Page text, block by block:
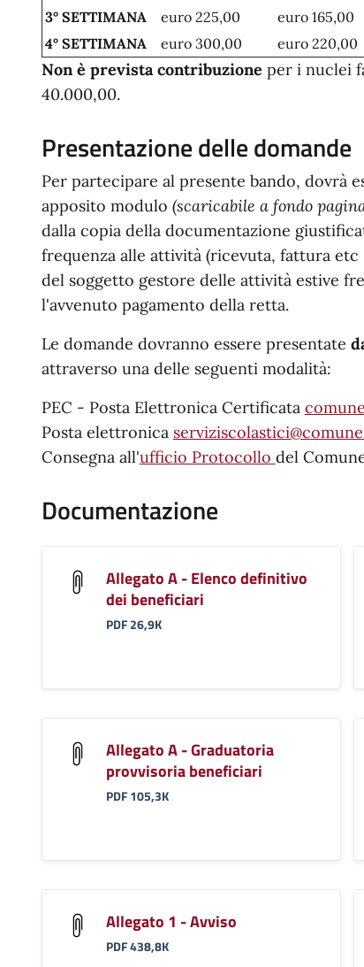
3° SETTIMANA
euro 225,00 euro 165,00
4° SETTIMANA
euro 300,00 euro 220,00
Non è prevista contribuzione per i nuclei
40.000,00.
Presentazione delle domande
Per partecipare al presente bando, dovrà
apposito modulo (scaricabile a fondo
dalla copia della documentazione
frequenza alle attività (ricevuta, fattura
del soggetto gestore delle attività estive
l'avvenuto pagamento della retta.
Le domande dovranno essere presentate
attraverso una delle seguenti modalità:
PEC - Posta Elettronica Certificata
Posta elettronica
Consegna all'ufficio Protocollo del
Documentazione
Allegato A - Elenco definitivo
dei beneficiari
PDF 26,9K
Allegato A - Graduatoria
provvisoria beneficiari
PDF 105,3K
Allegato 1 - Avviso
PDF 438,8K